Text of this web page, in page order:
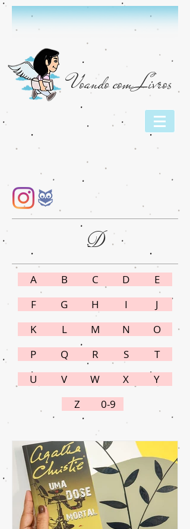
Voando com Livros
D
A B C D
E
F
G H I
J
K
L M N
O
P
Q R S
T
U
V W X
Y
Z
0-9